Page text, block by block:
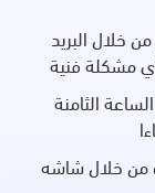
على الرقم 5008080-06 او من خلال البريد
الثامنة
من خلال شاشه